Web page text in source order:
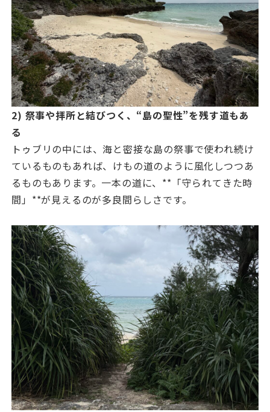
2) 祭事や拝所と結びつく、“島の聖性”を残す道もあ
る
トゥブリの中には、海と密接な島の祭事で使われ続け
ているものもあれば、けもの道のように風化しつつあ
るものもあります。一本の道に、**「守られてきた時
間」**が見えるのが多良間らしさです。